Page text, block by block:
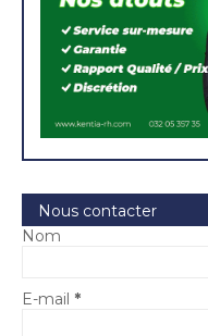
Nous contacter
Nom
E-mail *